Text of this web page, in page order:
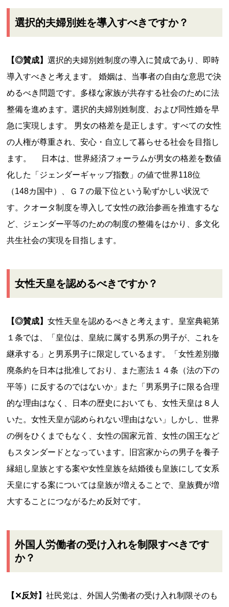
選択的夫婦別姓を導入すべきですか？
【◎賛成】選択的夫婦別姓制度の導入に賛成であり、即時
導入すべきと考えます。 婚姻は、当事者の自由な意思で決
めるべき問題です。多様な家族が共存する社会のために法
整備を進めます。選択的夫婦別姓制度、および同性婚を早
急に実現します。 男女の格差を是正します。すべての女性
の人権が尊重され、安心・自立して暮らせる社会を目指し
ます。 日本は、世界経済フォーラムが男女の格差を数値
化した「ジェンダーギャップ指数」の値で世界118位
（148カ国中）、Ｇ７の最下位という恥ずかしい状況で
す。クオータ制度を導入して女性の政治参画を推進するな
ど、ジェンダー平等のための制度の整備をはかり、多文化
共生社会の実現を目指します。
女性天皇を認めるべきですか？
【◎賛成】女性天皇を認めるべきと考えます。皇室典範第
１条では、「皇位は、皇統に属する男系の男子が、これを
継承する」と男系男子に限定しているます。「女性差別撤
廃条約を日本は批准しており、また憲法１４条（法の下の
平等）に反するのではないか」また「男系男子に限る合理
的な理由はなく、日本の歴史においても、女性天皇は８人
いた。女性天皇が認められない理由はない」しかし、世界
の例をひくまでもなく、女性の国家元首、女性の国王など
もスタンダードとなっています。旧宮家からの男子を養子
縁組し皇族とする案や女性皇族を結婚後も皇族にして女系
天皇にする案については皇族が増えることで、皇族費が増
大することにつながるため反対です。
外国人労働者の受け入れを制限すべきです
か？
【✕反対】社民党は、外国人労働者の受け入れ制限そのも